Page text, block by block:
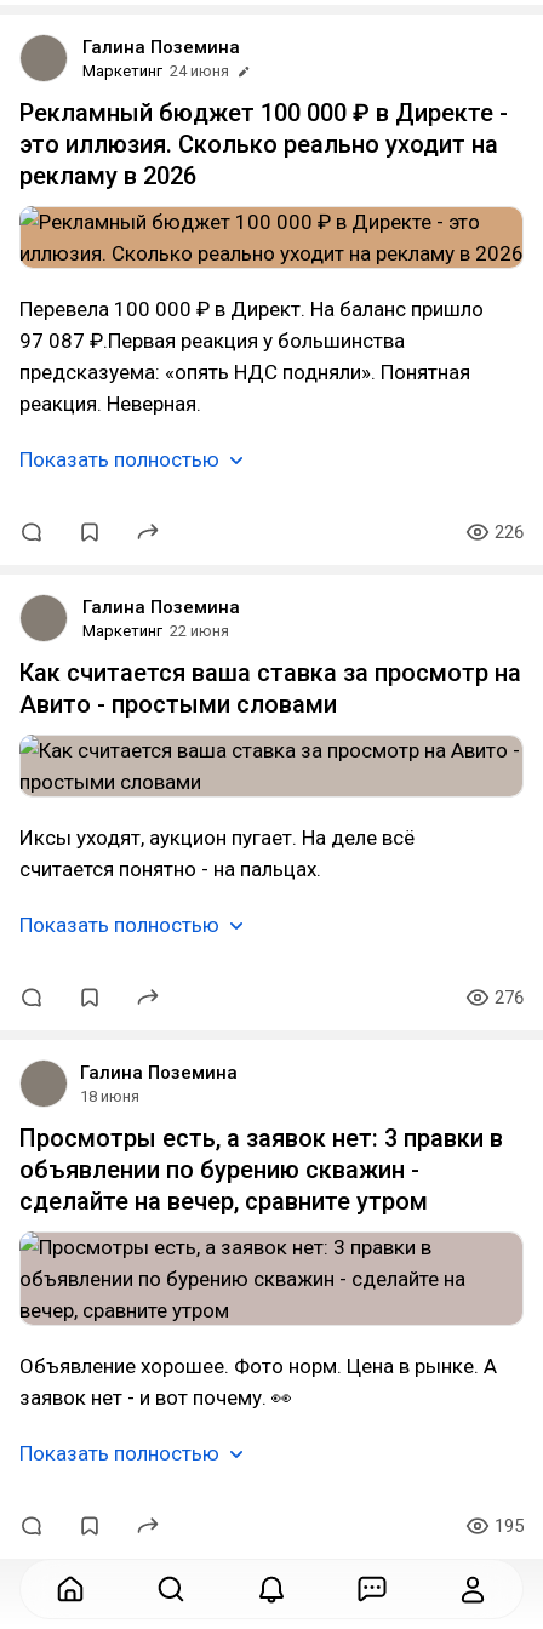
Галина Поземина
Маркетинг 24 июня
Рекламный бюджет 100 000 ₽ в Директе -
это иллюзия. Сколько реально уходит на
рекламу в 2026
Перевела 100 000 ₽ в Директ. На баланс пришло
97 087 ₽.Первая реакция у большинства
предсказуема: «опять НДС подняли». Понятная
реакция. Неверная.
Показать полностью
226
Галина Поземина
Маркетинг 22 июня
Как считается ваша ставка за просмотр на
Авито - простыми словами
Иксы уходят, аукцион пугает. На деле всё
считается понятно - на пальцах.
Показать полностью
276
Галина Поземина
18 июня
Просмотры есть, а заявок нет: 3 правки в
объявлении по бурению скважин -
сделайте на вечер, сравните утром
Объявление хорошее. Фото норм. Цена в рынке. А
заявок нет - и вот почему. 👀
Показать полностью
195